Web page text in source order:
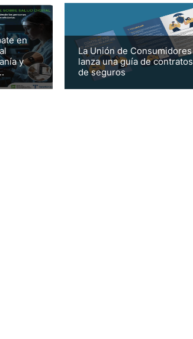
en
y
La Unión de Consumidores
lanza una guía de contratos
de seguros